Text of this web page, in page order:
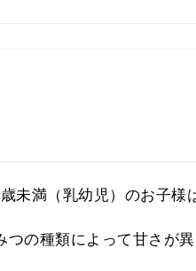
未満（乳幼児）のお子様
の種類によって甘さが